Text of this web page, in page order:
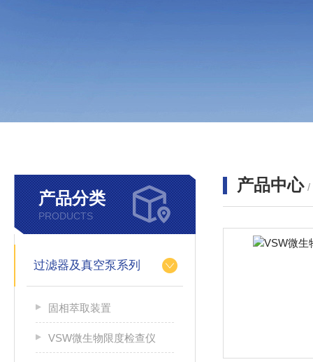
产品分类
PRODUCTS
过滤器及真空泵系列
固相萃取装置
VSW微生物限度检查仪
产品中心 /